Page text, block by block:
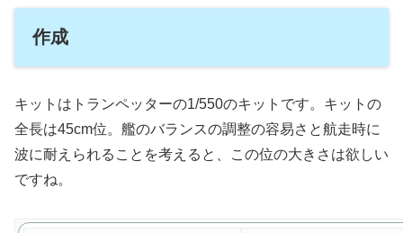
作成
キットはトランペッターの1/550のキットです。キットの
全長は45cm位。艦のバランスの調整の容易さと航走時に
波に耐えられることを考えると、この位の大きさは欲しい
ですね。